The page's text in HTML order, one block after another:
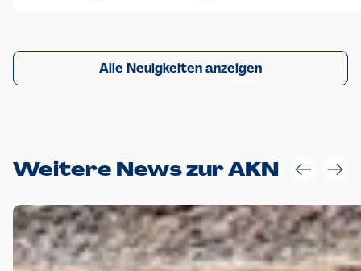
Alle Neuigkeiten anzeigen
Weitere News zur AKN